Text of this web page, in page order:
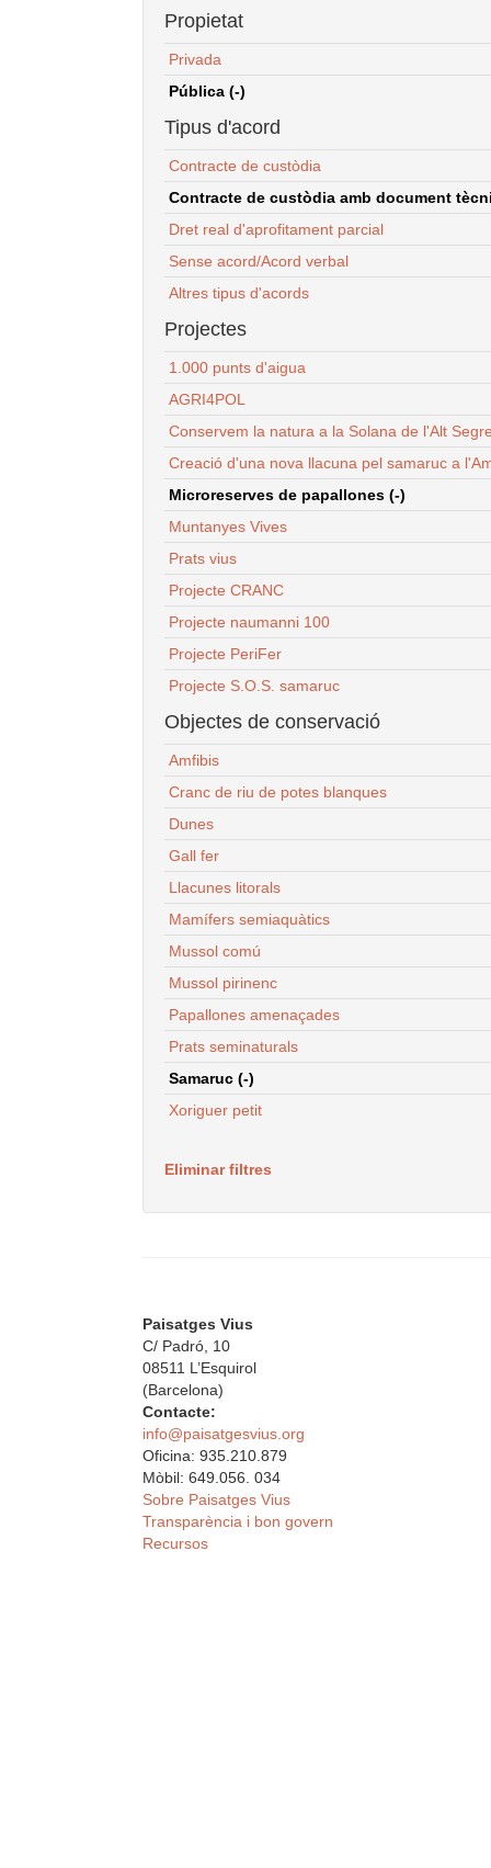
Propietat
Privada
Pública (-)
Tipus d'acord
Contracte de custòdia
Contracte de custòdia amb document
Dret real d'aprofitament parcial
Sense acord/Acord verbal
Altres tipus d'acords
Projectes
1.000 punts d'aigua
AGRI4POL
Conservem la natura a la Solana de l'Alt
Creació d'una nova llacuna pel samaruc a
Microreserves de papallones (-)
Muntanyes Vives
Prats vius
Projecte CRANC
Projecte naumanni 100
Projecte PeriFer
Projecte S.O.S. samaruc
Objectes de conservació
Amfibis
Cranc de riu de potes blanques
Dunes
Gall fer
Llacunes litorals
Mamífers semiaquàtics
Mussol comú
Mussol pirinenc
Papallones amenaçades
Prats seminaturals
Samaruc (-)
Xoriguer petit
Eliminar filtres
Paisatges Vius
C/ Padró, 10
08511 L’Esquirol
(Barcelona)
Contacte:
info@paisatgesvius.org
Oficina: 935.210.879
Mòbil: 649.056. 034
Sobre Paisatges Vius
Transparència i bon govern
Recursos